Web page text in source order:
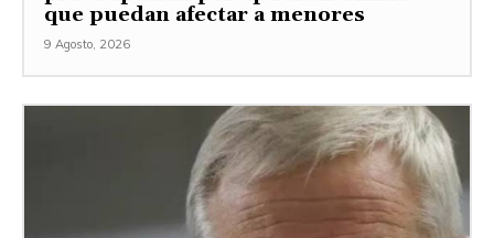
que puedan afectar a menores
9 Agosto, 2026